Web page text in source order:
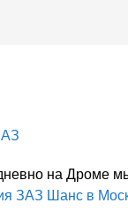
на Дроме
ЗАЗ Шанс в